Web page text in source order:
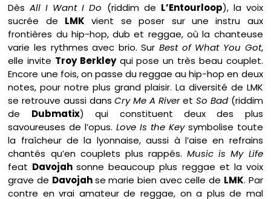
DèsAll I Want I Do (riddim de L’Entourloop), la voix
sucrée de LMK vient se poser sur une instru aux
frontières du hip-hop, dub et reggae, où la chanteuse
varie les rythmes avec brio. SurBest of What You Got,
elle invite Troy Berkleyqui pose un très beau couplet.
Encore une fois, on passe du reggae au hip-hop en deux
notes, pour notre plus grand plaisir. La diversité de LMK
se retrouve aussi dansCry Me A RiveretSo Bad(riddim
de Dubmatix) qui constituent deux des plus
savoureuses de l’opus.Love Is the Key symbolise toute
la fraîcheur de la lyonnaise, aussi à l’aise en refrains
chantés qu’en couplets plus rappés.Music is My Life
feat Davojahsonne beaucoup plus reggae et la voix
grave de Davojahse marie bien avec celle de LMK. Par
contre en vrai amateur de reggae, on a plus de mal